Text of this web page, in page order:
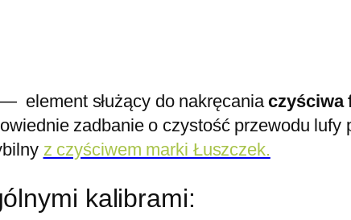
c
ó
w
k
d
element służący do nakręcaniaczyściwa
zadbanie o czystość przewodu lufy
z czyściwem marki Łuszczek.
kalibrami: